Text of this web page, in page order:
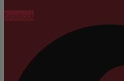
Facebook